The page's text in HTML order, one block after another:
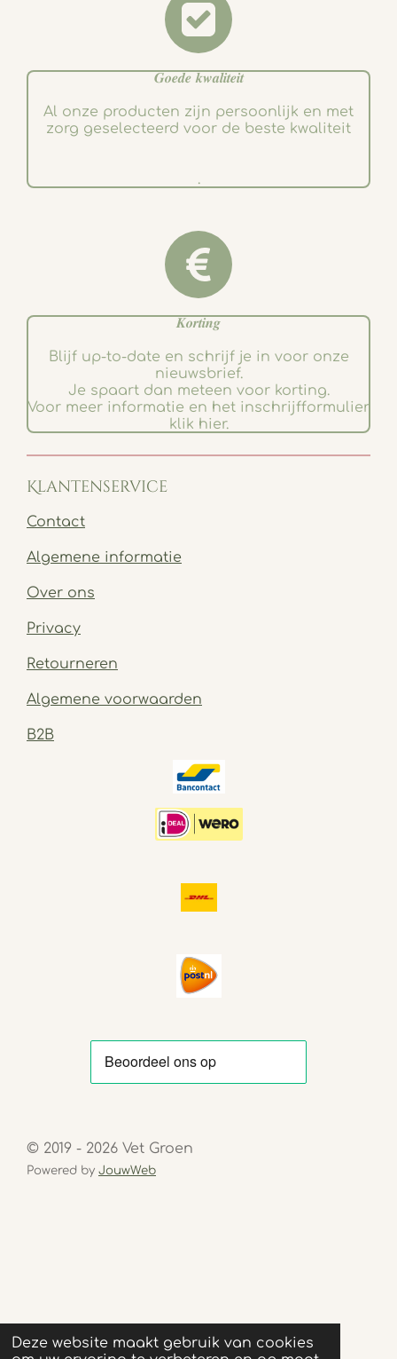
Deze website maakt gebruik van cookies
𝑮𝒐𝒆𝒅𝒆 𝒌𝒘𝒂𝒍𝒊𝒕𝒆𝒊𝒕
Al onze producten zijn persoonlijk en met
zorg geselecteerd voor de beste kwaliteit
.
𝑲𝒐𝒓𝒕𝒊𝒏𝒈
Blijf up-to-date en schrijf je in voor onze
nieuwsbrief.
Je spaart dan meteen voor korting.
Voor meer informatie en het inschrijfformulier
klik hier.
Klantenservice
Contact
Algemene informatie
Over ons
Privacy
Retourneren
Algemene voorwaarden
B2B
© 2019 - 2026 Vet Groen
Powered by JouwWeb